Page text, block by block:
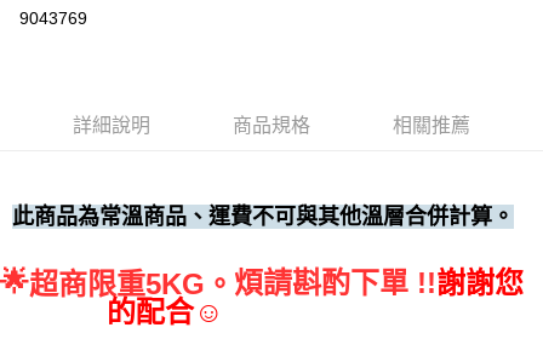
每筆NT$60，滿NT$699(含以上)免運費
每筆NT$60，滿NT$699(含以上)免運費
每筆NT$250
9043769
詳細說明 商品規格 相關推薦
此商品為常溫商品、運費不可與其他溫層合併計算。
🌟超商限重5KG。 煩請斟酌下單 !!謝謝您
的配合☺